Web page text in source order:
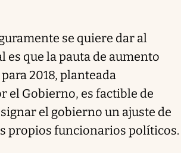
se quiere dar al
es que la pauta de aumento
2018, planteada
el Gobierno, es factible de
el gobierno un ajuste de
propios funcionarios políticos.